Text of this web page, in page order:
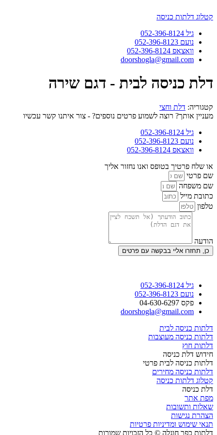
לתוכן
קטלוג דלתות כניסה
גיל 052-396-8124
נועם 052-396-8123
וואצאפ 052-396-8124
doorshogla@gmail.com
דלת כניסה לבית - דגם שירה
קטגוריה: דלת וחצי
מעניין אותך? רוצה לשמוע פרטים נוספים? - צור איתנו קשר עכשיו
גיל 052-396-8124
נועם 052-396-8123
וואצאפ 052-396-8124
או שלח פרטיך בטופס ואנו נחזור אליך
שם פרטי
שם משפחה
כתובת מייל
טלפון
הודעה
כן, תחזרו אליי בבקשה עם פרטים
גיל 052-396-8124
נועם 052-396-8123
פקס 04-630-6297
doorshogla@gmail.com
דלתות כניסה לבית
דלתות כניסה מעוצבות
דלתות חוץ
חידוש דלת כניסה
דלתות כניסה לבית פרטי
דלתות כניסה מחירים
קטלוג דלתות כניסה
דלת כניסה
מפת אתר
שאלות ותשובות
הצהרת נגישות
תנאי שימוש ומדיניות פרטיות
דלתות כפר חוגלה © כל הזכויות שמורות